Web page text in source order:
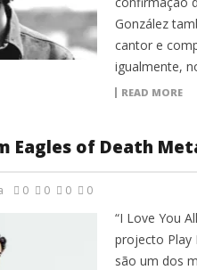
González
cantor e
igualmente,
READ MORE
Eagles of Death
0 0 0 0
“I Love You
projecto
são um dos